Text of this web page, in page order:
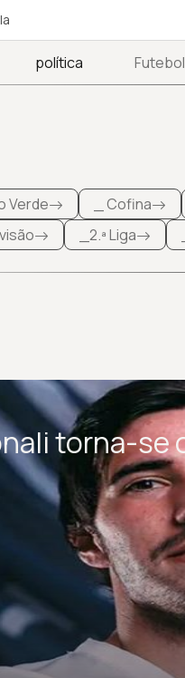
política Futebol
Verde _ Cofina
_2.ª Liga
torna-se